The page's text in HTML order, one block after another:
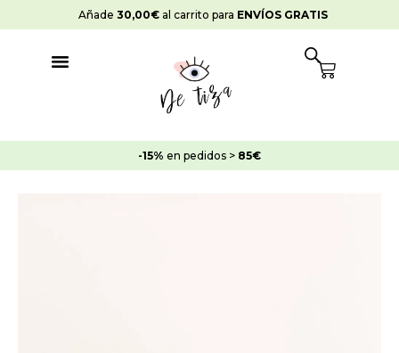
al
Añade 30,00€ al carrito para ENVÍOS GRATIS
Cart
-15% en pedidos > 85€